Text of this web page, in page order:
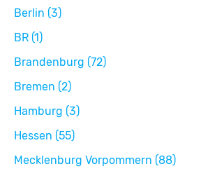
Berlin (3)
BR (1)
Brandenburg (72)
Bremen (2)
Hamburg (3)
Hessen (55)
Mecklenburg Vorpommern (88)